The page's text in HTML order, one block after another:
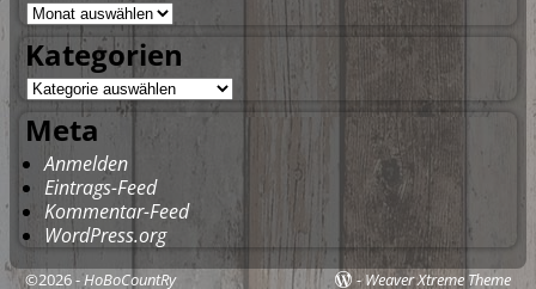
Kategorien
Meta
Anmelden
Eintrags-Feed
Kommentar-Feed
WordPress.org
©2026 -HoBoCountRy -Weaver Xtreme Theme